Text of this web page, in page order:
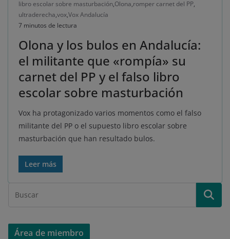
libro escolar sobre masturbación,Olona,romper carnet del PP,
ultraderecha,vox,Vox Andalucía
7 minutos de lectura
Olona y los bulos en Andalucía:
el militante que «rompía» su
carnet del PP y el falso libro
escolar sobre masturbación
Vox ha protagonizado varios momentos como el falso
militante del PP o el supuesto libro escolar sobre
masturbación que han resultado bulos.
Leer más
Área de miembro